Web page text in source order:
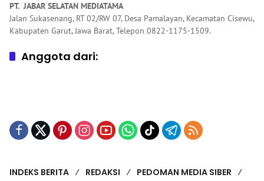
PT. JABAR SELATAN MEDIATAMA
Jalan Sukasenang, RT 02/RW 07, Desa Pamalayan, Kecamatan Cisewu,
Kabupaten Garut, Jawa Barat, Telepon 0822-1175-1509.
Anggota dari:
INDEKS BERITA REDAKSI PEDOMAN MEDIA SIBER